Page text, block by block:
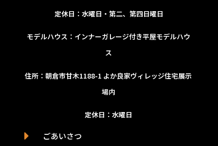
定休日：水曜日 ・第二、第四日曜日
モデルハウス：インナーガレージ付き平屋モデルハウ
ス
住所：朝倉市甘木1188-1 よか良家ヴィレッジ住宅展示
場内
定休日：水曜日
ごあいさつ